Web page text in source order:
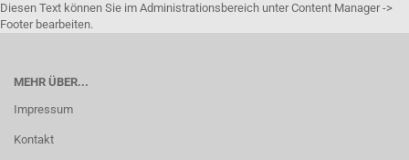
Diesen Text können Sie im Administrationsbereich unter Content Manager ->
Footer bearbeiten.
MEHR ÜBER...
Impressum
Kontakt